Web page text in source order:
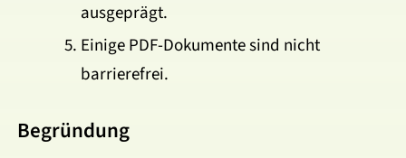
ausgeprägt.
Einige PDF-Dokumente sind nicht
barrierefrei.
Begründung